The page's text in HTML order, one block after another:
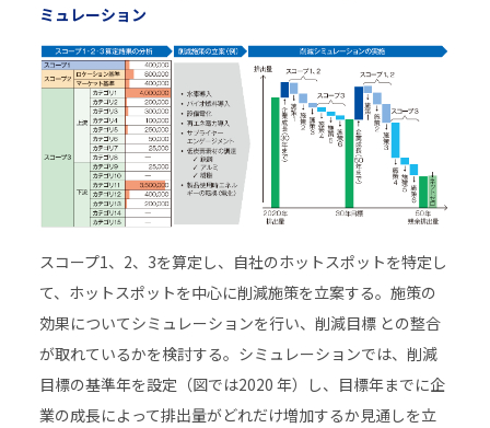
ミュレーション
スコープ1、2、3を算定し、自社のホットスポットを特定し
て、ホットスポットを中心に削減施策を立案する。施策の
効果についてシミュレーションを行い、削減目標 との整合
が取れているかを検討する。シミュレーションでは、削減
目標の基準年を設定（図では2020 年）し、目標年までに企
業の成長によって排出量がどれだけ増加するか見通しを立